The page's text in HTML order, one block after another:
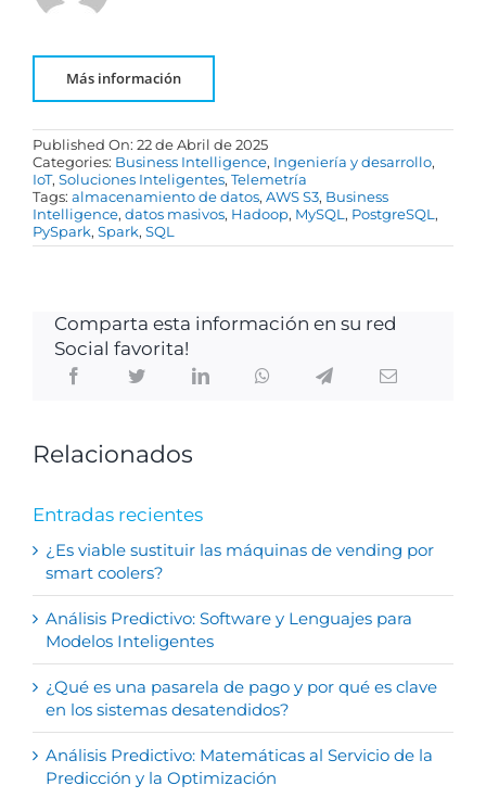
Entradas recientes
¿Es viable sustituir las máquinas de vending por
smart coolers?
Análisis Predictivo: Software y Lenguajes para
Modelos Inteligentes
¿Qué es una pasarela de pago y por qué es clave
en los sistemas desatendidos?
Análisis Predictivo: Matemáticas al Servicio de la
Predicción y la Optimización
Más información
Published On: 22 de Abril de 2025
Categories: Business Intelligence, Ingeniería y desarrollo,
IoT, Soluciones Inteligentes, Telemetría
Tags: almacenamiento de datos, AWS S3, Business
Intelligence, datos masivos, Hadoop, MySQL , PostgreSQL ,
PySpark, Spark, SQL
Comparta esta información en su red
Social favorita!
Relacionados